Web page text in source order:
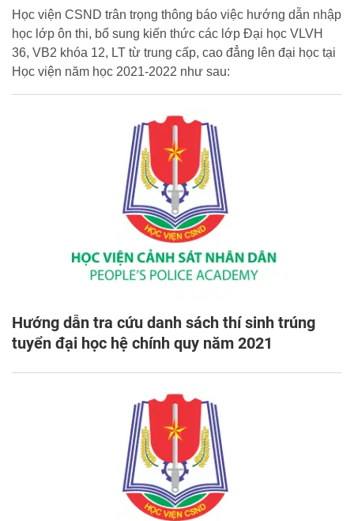
Học viện CSND trân trọng thông báo việc hướng dẫn nhập
học lớp ôn thi, bổ sung kiến thức các lớp Đại học VLVH
36, VB2 khóa 12, LT từ trung cấp, cao đẳng lên đại học tại
Học viện năm học 2021-2022 như sau:
Hướng dẫn tra cứu danh sách thí sinh trúng
tuyển đại học hệ chính quy năm 2021